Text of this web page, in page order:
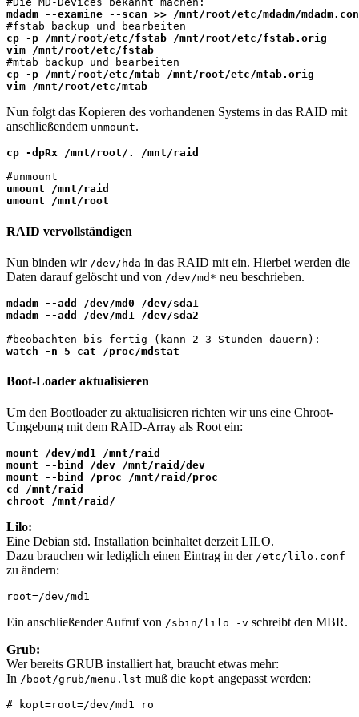
mdadm --examine --scan >> /mnt/root/etc/mdadm/
cp -p /mnt/root/etc/fstab /mnt/root/etc/fstab.orig
vim /mnt/root/etc/fstab
cp -p /mnt/root/etc/mtab /mnt/root/etc/mtab.orig
vim /mnt/root/etc/mtab
Nun folgt das Kopieren des vorhandenen Systems in das RAID mit
anschließendem unmount.
cp -dpRx /mnt/root/. /mnt/raid
umount /mnt/raid
umount /mnt/root
RAID vervollständigen
Nun binden wir /dev/hda in das RAID mit ein. Hierbei werden die
Daten darauf gelöscht und von /dev/md* neu beschrieben.
mdadm --add /dev/md0 /dev/sda1
mdadm --add /dev/md1 /dev/sda2
watch -n 5 cat /proc/mdstat
Boot-Loader aktualisieren
Um den Bootloader zu aktualisieren richten wir uns eine Chroot-
Umgebung mit dem RAID-Array als Root ein:
mount /dev/md1 /mnt/raid
mount --bind /dev /mnt/raid/dev
mount --bind /proc /mnt/raid/proc
cd /mnt/raid
chroot /mnt/raid/
Lilo:
Eine Debian std. Installation beinhaltet derzeit LILO.
Dazu brauchen wir lediglich einen Eintrag in der /etc/lilo.conf
zu ändern:
root=/dev/md1
Ein anschließender Aufruf von /sbin/lilo -v schreibt den MBR.
Grub:
Wer bereits GRUB installiert hat, braucht etwas mehr:
In /boot/grub/menu.lst muß die kopt angepasst werden:
# kopt=root=/dev/md1 ro